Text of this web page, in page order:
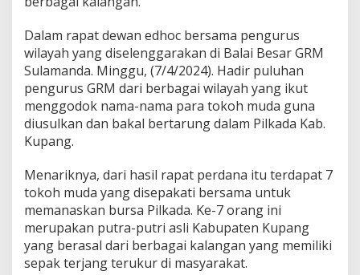
Dalam rapat dewan edhoc bersama pengurus
wilayah yang diselenggarakan di Balai Besar GRM
Sulamanda. Minggu, (7/4/2024). Hadir puluhan
pengurus GRM dari berbagai wilayah yang ikut
menggodok nama-nama para tokoh muda guna
diusulkan dan bakal bertarung dalam Pilkada Kab.
Kupang.
Menariknya, dari hasil rapat perdana itu terdapat 7
tokoh muda yang disepakati bersama untuk
memanaskan bursa Pilkada. Ke-7 orang ini
merupakan putra-putri asli Kabupaten Kupang
yang berasal dari berbagai kalangan yang memiliki
sepak terjang terukur di masyarakat.